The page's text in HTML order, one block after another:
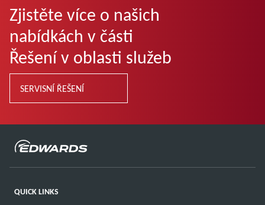
Zjistěte více o našich
nabídkách v části
Řešení v oblasti služeb
SERVISNÍ ŘEŠENÍ
QUICK LINKS